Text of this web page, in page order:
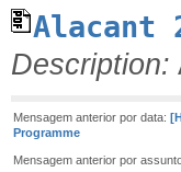
Alacant
Description:
Mensagem anterior por data:
Programme
Mensagem anterior por